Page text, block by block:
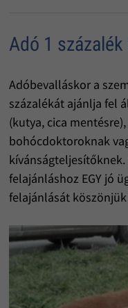
Adó 1
Adóbevalláskor a
százalékát ajánlja fel
(kutya, cica
bohócdoktoroknak
kívánságteljesítőknek.
felajánláshoz EGY jó
felajánlását